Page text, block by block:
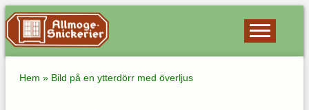
Hem » Bild på en ytterdörr med överljus